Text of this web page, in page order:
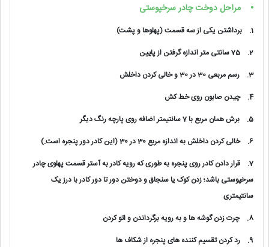
⦁ مراحل دوخت چادر سرخپوستی
1.
برداشتن یکی از سه قسمت (پهلوها و پشت)
2.
75 سانتی متر اندازه گرفتن از پایین
3.
رسم مربعی 30 در 30 و خالی کردن داخلش
4.
چیدن صابون روی خط کش
5.
برش همان مربع با 7 سانتیمتر اضافه روی پارچه رنگ دیگر
6.
خالی کردن داخلش به اندازه مربع 30 در 30 (این کادر دور پنجره است.)
7.
قرار دادن کادر روی پنجره به طوری که رویه کادر به آستر قسمت پهلوی چادر
سرخپوستی باشد؛ زدن کوک یا سنجاق و دوختن دور تا دور کادر با درز یک
سانتیمتری
8.
چرت زدن گوشه ها و به رویه برگرداندن و اتو کردن
9.
رد کردن تقسیم کننده های پنجره از شکاف ها